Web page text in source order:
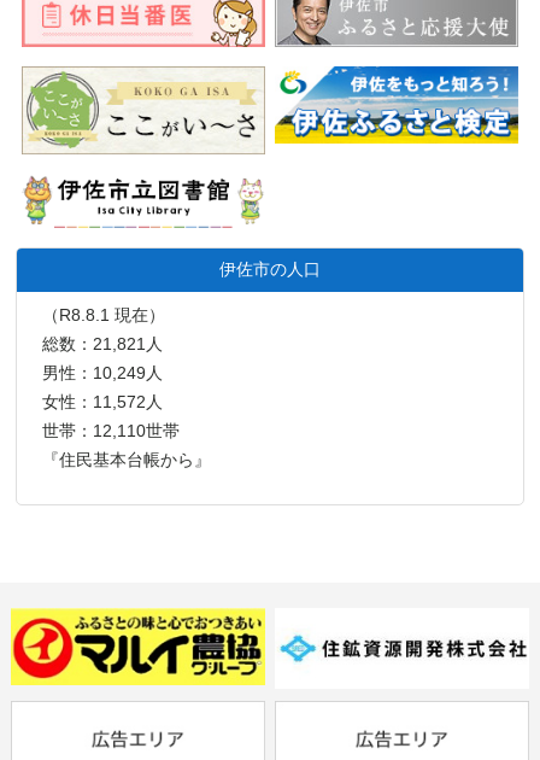
伊佐市の人口
（R8.8.1 現在）
総数：21,821人
男性：10,249人
女性：11,572人
世帯：12,110世帯
『住民基本台帳から』